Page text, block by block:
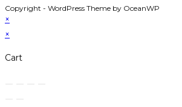
Copyright - WordPress Theme by OceanWP
×
×
Cart